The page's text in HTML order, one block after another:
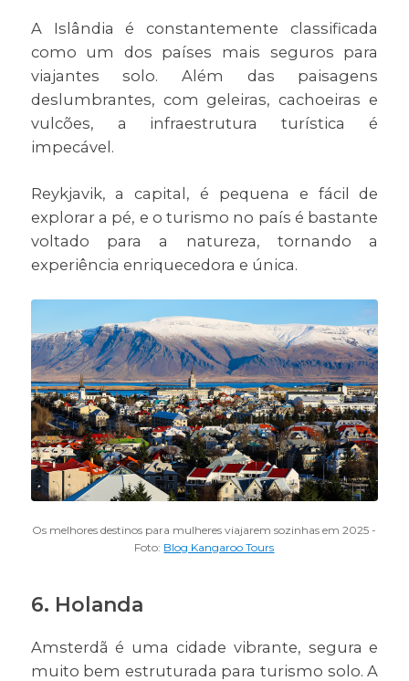
A Islândia é constantemente classificada
como um dos países mais seguros para
viajantes solo. Além das paisagens
deslumbrantes, com geleiras, cachoeiras e
vulcões, a infraestrutura turística é
impecável.
Reykjavik, a capital, é pequena e fácil de
explorar a pé, e o turismo no país é bastante
voltado para a natureza, tornando a
experiência enriquecedora e única.
Os melhores destinos para mulheres viajarem sozinhas em 2025 -
Foto: Blog Kangaroo Tours
6. Holanda
Amsterdã é uma cidade vibrante, segura e
muito bem estruturada para turismo solo. A